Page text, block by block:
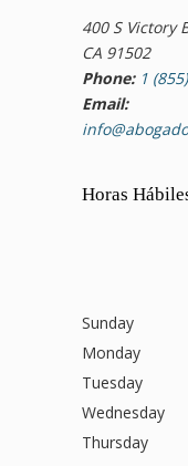
400 S Victory
CA 91502
Phone: 1
Email:
Horas
Sunday
Monday
Tuesday
Wednesday
Thursday